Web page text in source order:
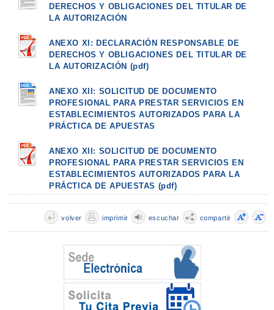
DERECHOS Y OBLIGACIONES DEL TITULAR DE
LA AUTORIZACIÓN
ANEXO XI: DECLARACIÓN RESPONSABLE DE
DERECHOS Y OBLIGACIONES DEL TITULAR DE
LA AUTORIZACIÓN (pdf)
ANEXO XII: SOLICITUD DE DOCUMENTO
PROFESIONAL PARA PRESTAR SERVICIOS EN
ESTABLECIMIENTOS AUTORIZADOS PARA LA
PRÁCTICA DE APUESTAS
ANEXO XII: SOLICITUD DE DOCUMENTO
PROFESIONAL PARA PRESTAR SERVICIOS EN
ESTABLECIMIENTOS AUTORIZADOS PARA LA
PRÁCTICA DE APUESTAS (pdf)
compartir
escuchar
imprimir
volver